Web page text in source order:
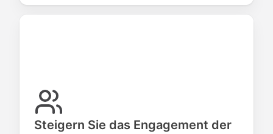
Steigern Sie das Engagement der